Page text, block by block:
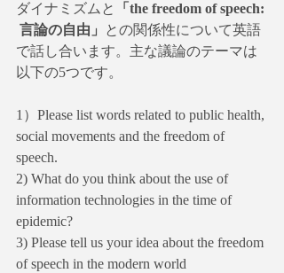
ダイナミズムと
「the freedom of speech:
言論の自由」
との関係性について英語
で話し合います。主な議論のテーマは
以下の5つです。
1）Please list words related to public health,
social movements and the freedom of
speech.
2) What do you think about the use of
information technologies in the time of
epidemic?
3) Please tell us your idea about the freedom
of speech in the modern world